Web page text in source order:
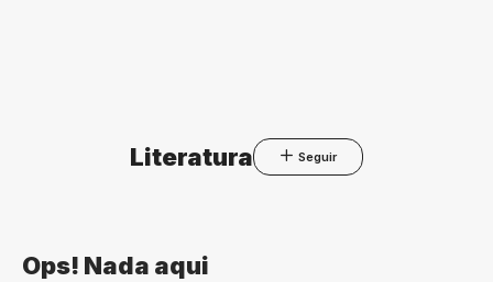
Literatura
Ops! Nada aqui